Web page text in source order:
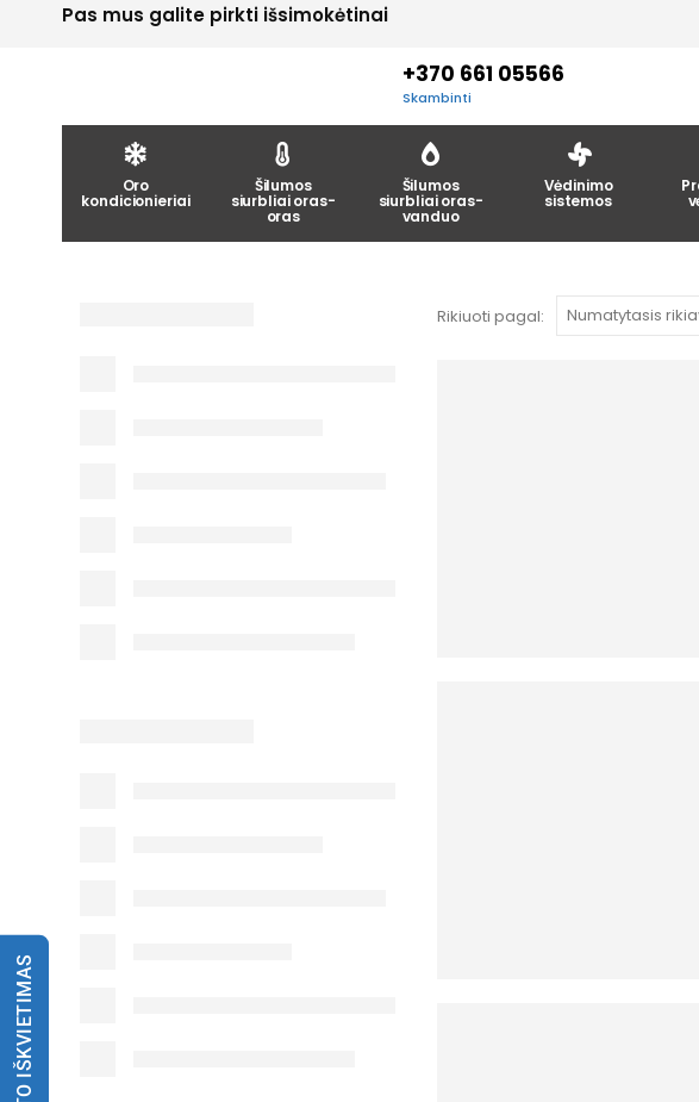
Pas mus galite pirkti išsimokėtinai
+370 661 05566
Skambinti
Oro
kondicionieriai
Šilumos
siurbliai oras-
oras
Šilumos
siurbliai oras-
vanduo
Vėdinimo
sistemos
Rikiuoti pagal: